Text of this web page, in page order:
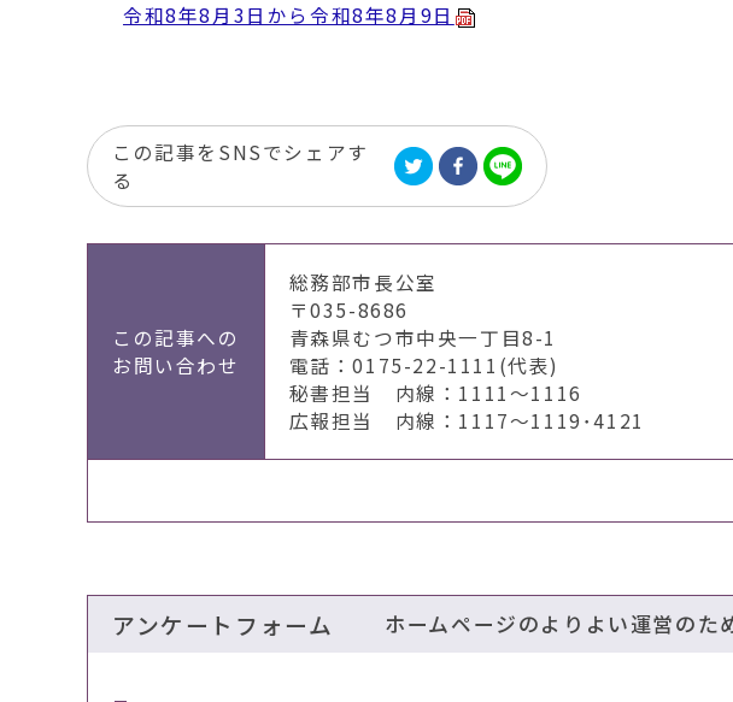
令和8年8月3日から令和8年8月9日
この記事をSNSでシェアす
る
この記事への
お問い合わせ
総務部市長公室
〒035-8686
青森県むつ市中央一丁目8-1
電話：0175-22-1111(代表)
秘書担当 内線：1111～1116
広報担当 内線：1117～1119･4121
アンケートフォーム ホームページのよりよい運営のた